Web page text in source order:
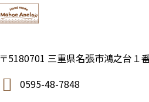
〒5180701 三重県名張市鴻之台１
0595-48-7848